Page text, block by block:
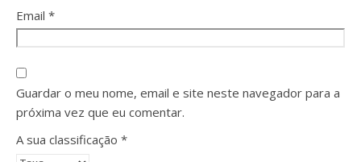
Email *
Guardar o meu nome, email e site neste navegador para a
próxima vez que eu comentar.
A sua classificação *